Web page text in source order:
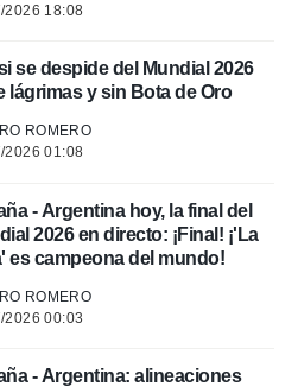
2026 18:08
se despide del Mundial 2026
lágrimas y sin Bota de Oro
ROMERO
2026 01:08
- Argentina hoy, la final del
2026 en directo: ¡Final! ¡'La
es campeona del mundo!
ROMERO
2026 00:03
- Argentina: alineaciones